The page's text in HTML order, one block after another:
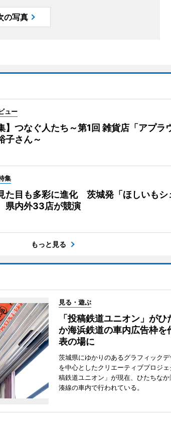
の写真
ュー
】つなぐ人たち～第1回 雑貨店「アプラ
子さん～
集
た目も多彩に進化 茨城発「ほしいもシ
内外33店が競演
もっと見る
見る・遊ぶ
「投稿鉄道ユニオン」がひ
か海浜鉄道の車内広告枠を
表の場に
茨城県にゆかりのあるグラフィックデ
を中心としたクリエーティブプロジ
稿鉄道ユニオン」が現在、ひたちなか
湊線の車内で行われている。